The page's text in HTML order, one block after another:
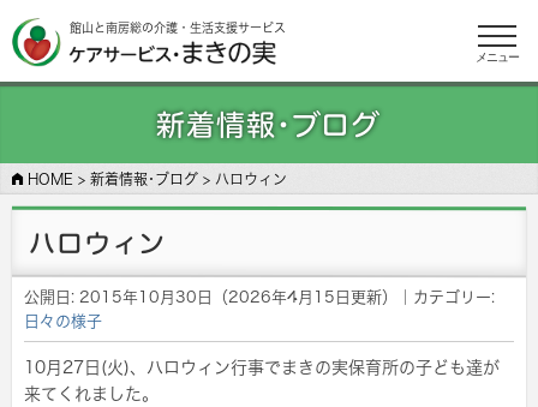
館山と南房総の介護・生活支援サービス
メニュー
新着情報･ブログ
HOME > 新着情報･ブログ > ハロウィン
ハロウィン
公開日: 2015年10月30日 （2026年4月15日更新）
｜カテゴリー:
日々の様子
10月27日(火)、ハロウィン行事でまきの実保育所の子ども達が
来てくれました。